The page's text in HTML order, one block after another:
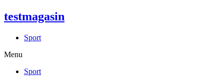
testmagasin
Sport
Menu
Sport